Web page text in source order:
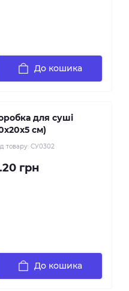
До кошика
для суші
см)
товару: СУ0302
грн
До кошика